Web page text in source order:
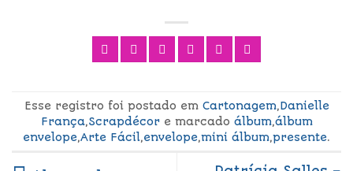
Esse registro foi postado em Cartonagem,Danielle
França,Scrapdécore marcado álbum,álbum
envelope,Arte Fácil,envelope,mini álbum,presente.